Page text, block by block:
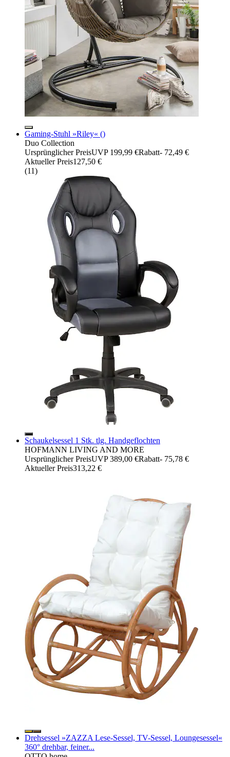
Gaming-Stuhl »Riley« ()
Duo Collection
Ursprünglicher PreisUVP 199,99 €Rabatt- 72,49 €
Aktueller Preis127,50 €
(11)
Schaukelsessel 1 Stk. tlg. Handgeflochten
HOFMANN LIVING AND MORE
Ursprünglicher PreisUVP 389,00 €Rabatt- 75,78 €
Aktueller Preis313,22 €
Drehsessel »ZAZZA Lese-Sessel, TV-Sessel, Loungesessel«
360° drehbar, feiner...